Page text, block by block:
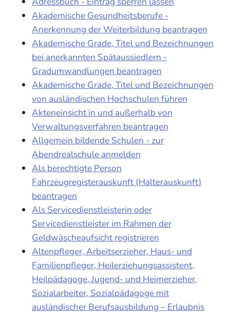
Akademische Gesundheitsberufe -
Anerkennung der Weiterbildung beantragen
Akademische Grade, Titel und Bezeichnungen
bei anerkannten Spätaussiedlern -
Gradumwandlungen beantragen
Akademische Grade, Titel und Bezeichnungen
von ausländischen Hochschulen führen
Akteneinsicht in und außerhalb von
Verwaltungsverfahren beantragen
Allgemein bildende Schulen - zur
Abendrealschule anmelden
Als berechtigte Person
Fahrzeugregisterauskunft (Halterauskunft)
beantragen
Als Servicedienstleisterin oder
Servicedienstleister im Rahmen der
Geldwäscheaufsicht registrieren
Altenpfleger, Arbeitserzieher, Haus- und
Familienpfleger, Heilerziehungsassistent,
Heilpädagoge, Jugend- und Heimerzieher,
Sozialarbeiter, Sozialpädagoge mit
ausländischer Berufsausbildung – Erlaubnis